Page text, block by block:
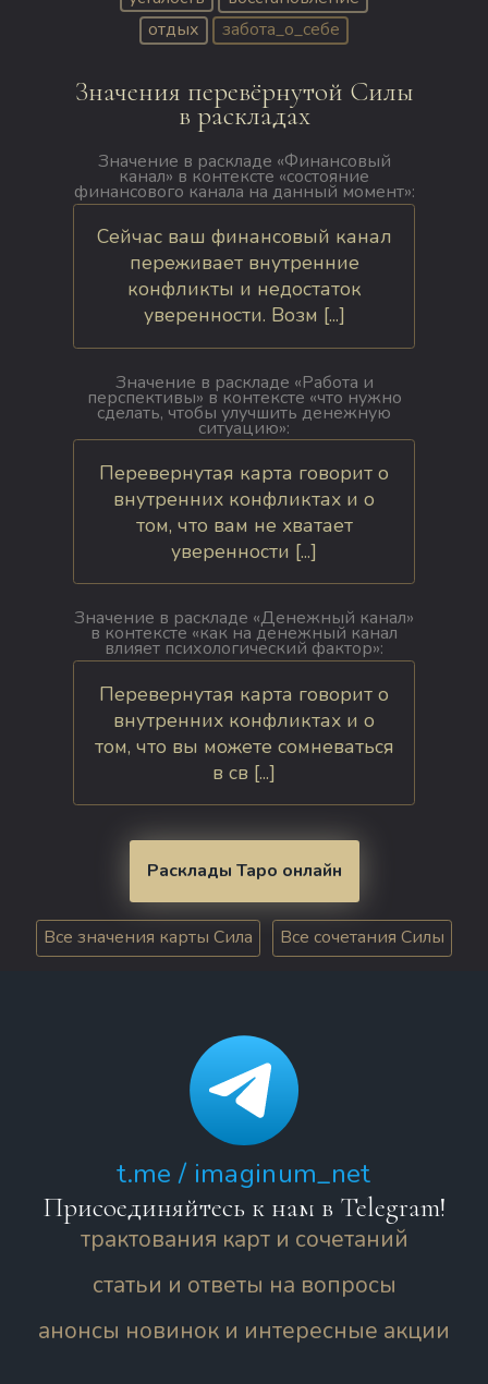
отдых
забота_о_себе
Значения перевёрнутой Силы
в раскладах
Значение в раскладе «Финансовый
канал» в контексте «состояние
финансового канала на данный момент»:
Сейчас ваш финансовый канал
переживает внутренние
конфликты и недостаток
уверенности. Возм [...]
Значение в раскладе «Работа и
перспективы» в контексте «что нужно
сделать, чтобы улучшить денежную
ситуацию»:
Перевернутая карта говорит о
внутренних конфликтах и о
том, что вам не хватает
уверенности [...]
Значение в раскладе «Денежный канал»
в контексте «как на денежный канал
влияет психологический фактор»:
Перевернутая карта говорит о
внутренних конфликтах и о
том, что вы можете сомневаться
в св [...]
Расклады Таро онлайн
Все значения карты Сила Все сочетания Силы
t.me / imaginum_net
Присоединяйтесь к нам в Telegram!
трактования карт и сочетаний
статьи и ответы на вопросы
анонсы новинок и интересные акции